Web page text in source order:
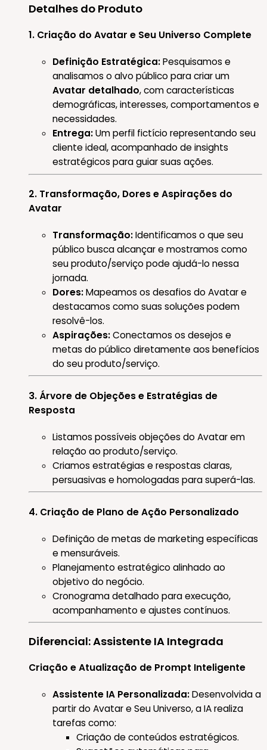
Detalhes do Produto
1. Criação do Avatar e Seu Universo Complete
Definição Estratégica:Pesquisamos e
analisamos o alvo público para criar um
Avatar detalhado, com características
demográficas, interesses, comportamentos e
necessidades.
Entrega:Um perfil fictício representando seu
cliente ideal, acompanhado de insights
estratégicos para guiar suas ações.
2. Transformação, Dores e Aspirações do
Avatar
Transformação:Identificamos o que seu
público busca alcançar e mostramos como
seu produto/serviço pode ajudá-lo nessa
jornada.
Dores:Mapeamos os desafios do Avatar e
destacamos como suas soluções podem
resolvê-los.
Aspirações:Conectamos os desejos e
metas do público diretamente aos benefícios
do seu produto/serviço.
3. Árvore de Objeções e Estratégias de
Resposta
Listamos possíveis objeções do Avatar em
relação ao produto/serviço.
Criamos estratégias e respostas claras,
persuasivas e homologadas para superá-las.
4. Criação de Plano de Ação Personalizado
Definição de metas de marketing específicas
e mensuráveis.
Planejamento estratégico alinhado ao
objetivo do negócio.
Cronograma detalhado para execução,
acompanhamento e ajustes contínuos.
Diferencial: Assistente IA Integrada
Criação e Atualização de Prompt Inteligente
Assistente IA Personalizada:Desenvolvida a
partir do Avatar e Seu Universo, a IA realiza
tarefas como:
Criação de conteúdos estratégicos.